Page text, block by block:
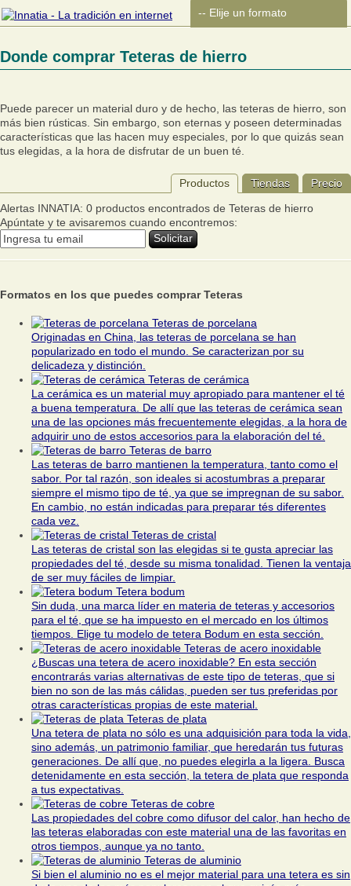
Donde comprar Teteras de hierro
Puede parecer un material duro y de hecho, las teteras de hierro, son
más bien rústicas. Sin embargo, son eternas y poseen determinadas
características que las hacen muy especiales, por lo que quizás sean
tus elegidas, a la hora de disfrutar de un buen té.
Precio
Tiendas
Productos
Alertas INNATIA: 0 productos encontrados de Teteras de hierro
Apúntate y te avisaremos cuando encontremos:
Formatos en los que puedes comprar Teteras
Teteras de porcelana
Originadas en China, las teteras de porcelana se han
popularizado en todo el mundo. Se caracterizan por su
delicadeza y distinción.
Teteras de cerámica
La cerámica es un material muy apropiado para mantener el té
a buena temperatura. De allí que las teteras de cerámica sean
una de las opciones más frecuentemente elegidas, a la hora de
adquirir uno de estos accesorios para la elaboración del té.
Teteras de barro
Las teteras de barro mantienen la temperatura, tanto como el
sabor. Por tal razón, son ideales si acostumbras a preparar
siempre el mismo tipo de té, ya que se impregnan de su sabor.
En cambio, no están indicadas para preparar tés diferentes
cada vez.
Teteras de cristal
Las teteras de cristal son las elegidas si te gusta apreciar las
propiedades del té, desde su misma tonalidad. Tienen la ventaja
de ser muy fáciles de limpiar.
Tetera bodum
Sin duda, una marca líder en materia de teteras y accesorios
para el té, que se ha impuesto en el mercado en los últimos
tiempos. Elige tu modelo de tetera Bodum en esta sección.
Teteras de acero inoxidable
¿Buscas una tetera de acero inoxidable? En esta sección
encontrarás varias alternativas de este tipo de teteras, que si
bien no son de las más cálidas, pueden ser tus preferidas por
otras características propias de este material.
Teteras de plata
Una tetera de plata no sólo es una adquisición para toda la vida,
sino además, un patrimonio familiar, que heredarán tus futuras
generaciones. De allí que, no puedes elegirla a la ligera. Busca
detenidamente en esta sección, la tetera de plata que responda
a tus expectativas.
Teteras de cobre
Las propiedades del cobre como difusor del calor, han hecho de
las teteras elaboradas con este material una de las favoritas en
otros tiempos, aunque ya no tanto.
Teteras de aluminio
Si bien el aluminio no es el mejor material para una tetera es sin